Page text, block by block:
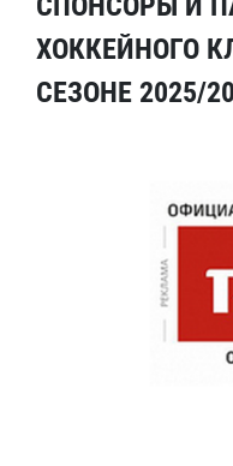
ХОККЕЙНОГО
СЕЗОНЕ 2025/